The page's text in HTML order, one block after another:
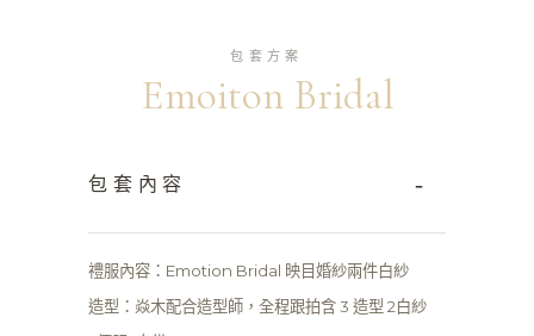
包套方案
Emoiton Bridal
包套內容 -
禮服內容：Emotion Bridal 映目婚紗兩件白紗
造型：焱木配合造型師，全程跟拍含 3 造型 2白紗